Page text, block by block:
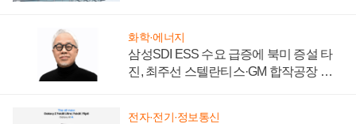
화학·에너지
삼성SDI ESS 수요 급증에 북미 증설 타
진, 최주선 스텔란티스·GM 합작공장 건
전자·전기·정보통신